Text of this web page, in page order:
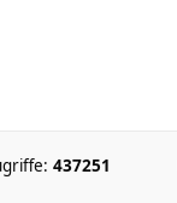
437251